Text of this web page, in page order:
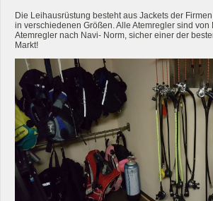
Die Leihausrüstung besteht aus Jackets der
in verschiedenen Größen. Alle Atemregler sind von
Atemregler nach Navi- Norm, sicher einer der
Markt!